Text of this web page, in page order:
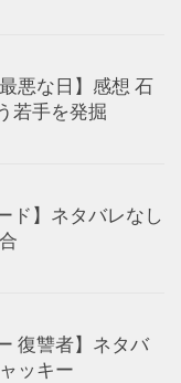
悪な日】感想 石
若手を発掘
ド】ネタバレなし
復讐者】ネタバ
ッキー